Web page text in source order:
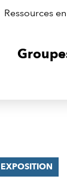
Ressources
EXPOSITION